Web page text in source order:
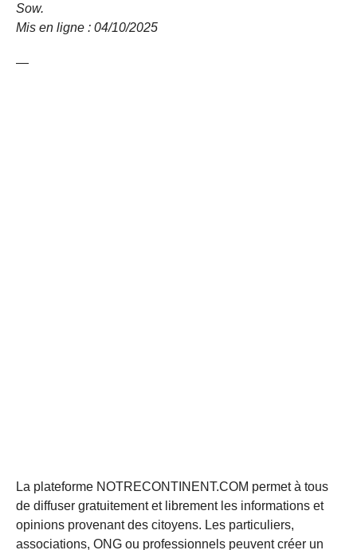
Sow.
Mis en ligne : 04/10/2025
—
La plateforme NOTRECONTINENT.COM permet à tous
de diffuser gratuitement et librement les informations et
opinions provenant des citoyens. Les particuliers,
associations, ONG ou professionnels peuvent créer un